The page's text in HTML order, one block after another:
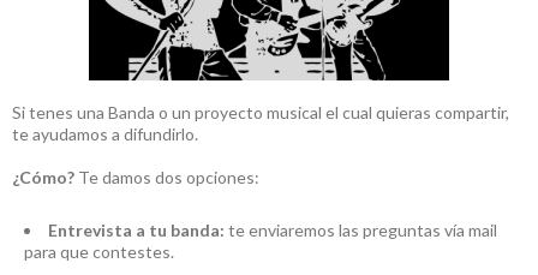
Si tenes una Banda o un proyecto musical el cual quieras compartir,
te ayudamos a difundirlo.
¿Cómo? Te damos dos opciones:
Entrevista a tu banda: te enviaremos las preguntas vía mail
para que contestes.